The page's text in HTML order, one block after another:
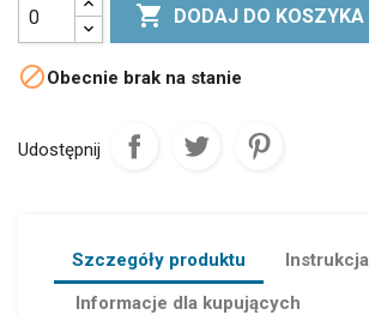
 DODAJ DO KOSZYKA
Obecnie brak na stanie
Udostępnij
Szczegóły produktu
Instrukcja
Informacje dla kupujących